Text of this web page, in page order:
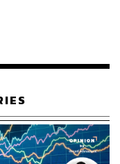
ฐฯ หดตัวกว่า 13